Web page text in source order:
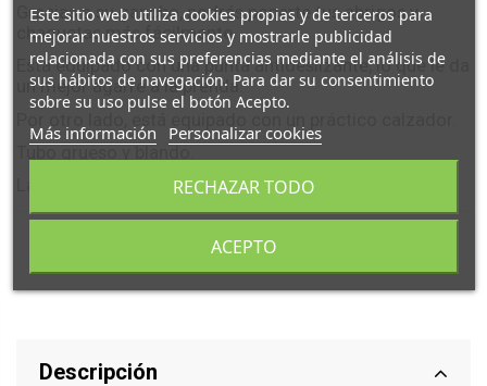
Gracias a su gancho, podrás ponerte tus abrigos y
chaquetas más fácilmente.
Está equipado con una punta antideslizante, lo que le da
un mejor agarre a la prenda.
Por otro lado, está equipado con un práctico calzador.
Tubo grueso y blando.
Descripción
Este sitio web utiliza cookies propias y de terceros para
mejorar nuestros servicios y mostrarle publicidad
relacionada con sus preferencias mediante el análisis de
sus hábitos de navegación. Para dar su consentimiento
sobre su uso pulse el botón Acepto.
Más información Personalizar cookies
RECHAZAR TODO
ACEPTO